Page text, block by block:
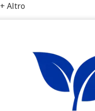
+ Altro